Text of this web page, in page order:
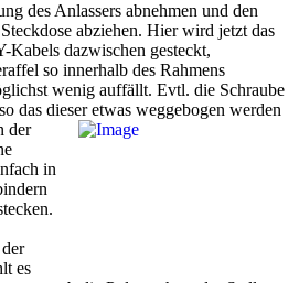
des Anlassers abnehmen und den
abziehen. Hier wird jetzt das
Kabels dazwischen gesteckt,
so innerhalb des Rahmens
wenig auffällt. Evtl. die Schraube
das dieseretwas weggebogen werden
der
in
es